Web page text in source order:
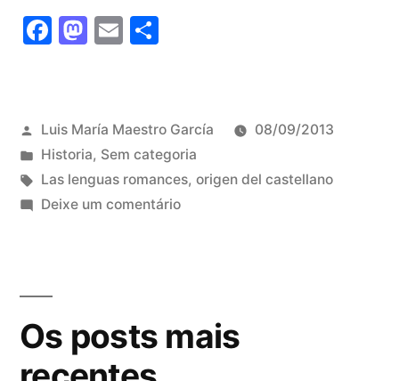
ROMANCES
Facebook
Mastodon
Email
Publicado
por
Luis María Maestro García
08/09/2013
Publicado
em
Historia, Sem categoria
Tags:
Las lenguas romances, origen del castellano
Deixe um comentárioem
Os posts mais